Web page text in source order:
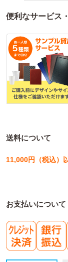
便利なサービス
送料について
11,000円（税込）
お支払いについて